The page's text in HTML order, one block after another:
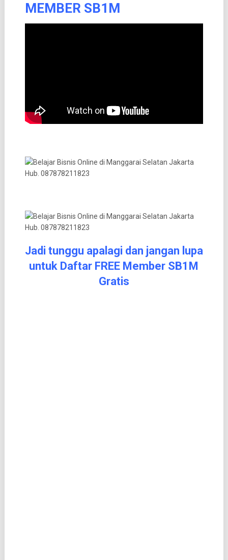
MEMBER SB1M
Jadi tunggu apalagi dan jangan lupa
untuk Daftar FREE Member SB1M
Gratis